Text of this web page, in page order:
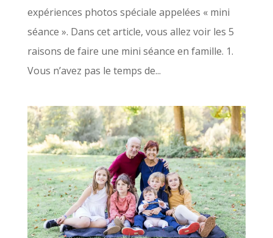
expériences photos spéciale appelées « mini
séance ». Dans cet article, vous allez voir les 5
raisons de faire une mini séance en famille. 1.
Vous n’avez pas le temps de...